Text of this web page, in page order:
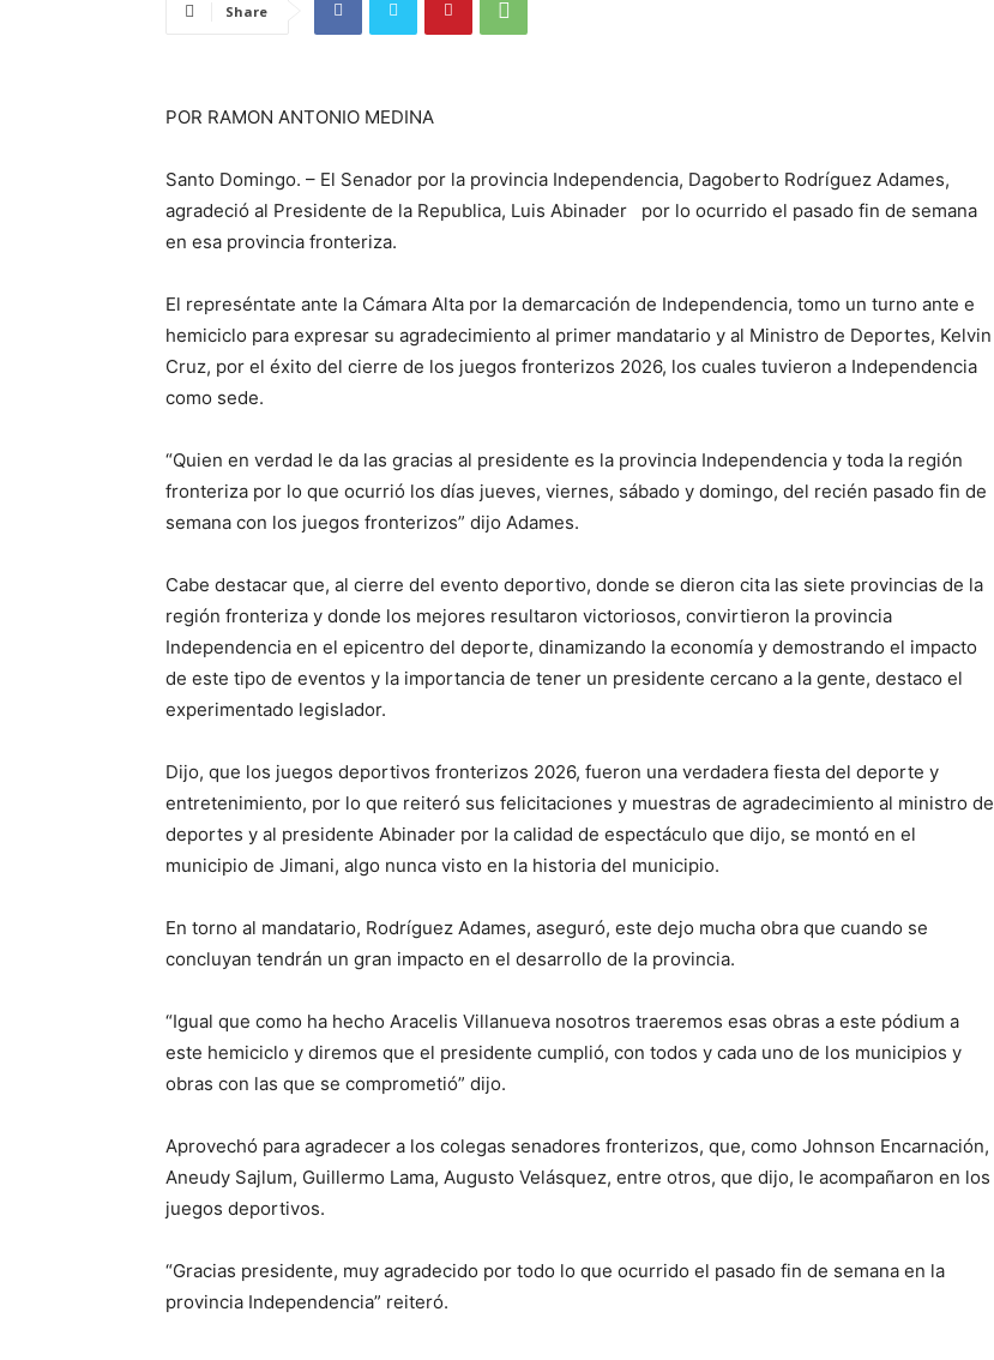
Share
POR RAMON ANTONIO MEDINA
Santo Domingo. – El Senador por la provincia Independencia, Dagoberto Rodríguez Adames,
agradeció al Presidente de la Republica, Luis Abinader por lo ocurrido el pasado fin de semana
en esa provincia fronteriza.
El represéntate ante la Cámara Alta por la demarcación de Independencia, tomo un turno ante e
hemiciclo para expresar su agradecimiento al primer mandatario y al Ministro de Deportes, Kelvin
Cruz, por el éxito del cierre de los juegos fronterizos 2026, los cuales tuvieron a Independencia
como sede.
“Quien en verdad le da las gracias al presidente es la provincia Independencia y toda la región
fronteriza por lo que ocurrió los días jueves, viernes, sábado y domingo, del recién pasado fin de
semana con los juegos fronterizos” dijo Adames.
Cabe destacar que, al cierre del evento deportivo, donde se dieron cita las siete provincias de la
región fronteriza y donde los mejores resultaron victoriosos, convirtieron la provincia
Independencia en el epicentro del deporte, dinamizando la economía y demostrando el impacto
de este tipo de eventos y la importancia de tener un presidente cercano a la gente, destaco el
experimentado legislador.
Dijo, que los juegos deportivos fronterizos 2026, fueron una verdadera fiesta del deporte y
entretenimiento, por lo que reiteró sus felicitaciones y muestras de agradecimiento al ministro de
deportes y al presidente Abinader por la calidad de espectáculo que dijo, se montó en el
municipio de Jimani, algo nunca visto en la historia del municipio.
En torno al mandatario, Rodríguez Adames, aseguró, este dejo mucha obra que cuando se
concluyan tendrán un gran impacto en el desarrollo de la provincia.
“Igual que como ha hecho Aracelis Villanueva nosotros traeremos esas obras a este pódium a
este hemiciclo y diremos que el presidente cumplió, con todos y cada uno de los municipios y
obras con las que se comprometió” dijo.
Aprovechó para agradecer a los colegas senadores fronterizos, que, como Johnson Encarnación,
Aneudy Sajlum, Guillermo Lama, Augusto Velásquez, entre otros, que dijo, le acompañaron en los
juegos deportivos.
“Gracias presidente, muy agradecido por todo lo que ocurrido el pasado fin de semana en la
provincia Independencia” reiteró.